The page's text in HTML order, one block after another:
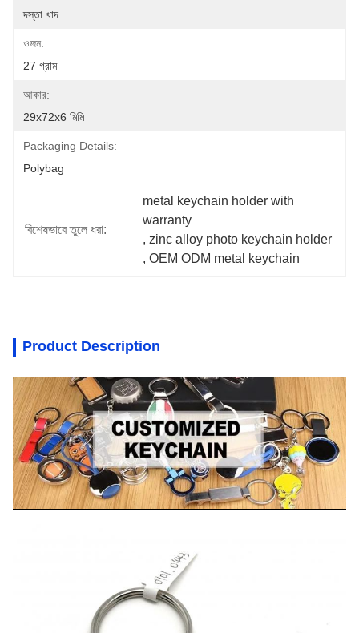
দস্তা খাদ
ওজন:
27 গ্রাম
আকার:
29x72x6 মিমি
Packaging Details:
Polybag
বিশেষভাবে তুলে ধরা:
metal keychain holder with
warranty
, zinc alloy photo keychain holder
, OEM ODM metal keychain
Product Description